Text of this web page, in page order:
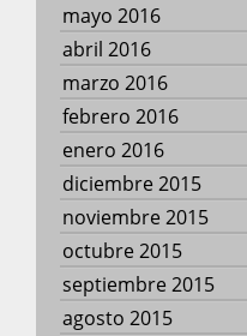
mayo 2016
abril 2016
marzo 2016
febrero 2016
enero 2016
diciembre 2015
noviembre 2015
octubre 2015
septiembre 2015
agosto 2015